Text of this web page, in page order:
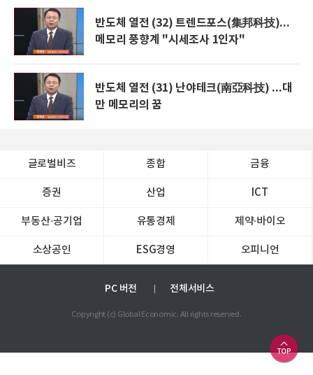
반도체 열전 (32) 트렌드포스(集邦科技)...
메모리 풍향계 "시세조사 1인자"
반도체 열전 (31) 난야테크(南亞科技) ...대
만 메모리의 꿈
글로벌비즈 종합 금융
증권 산업 ICT
부동산·공기업 유통경제 제약∙바이오
소상공인 ESG경영 오피니언
PC 버전 전체서비스
Copyright (c) Global Economic. All rights reserved.